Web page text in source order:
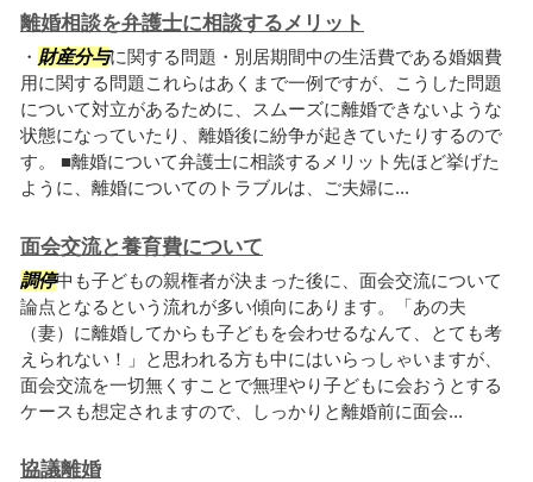
離婚相談を弁護士に相談するメリット
・ 財産分与に関する問題・別居期間中の生活費である婚姻費
用に関する問題これらはあくまで一例ですが、こうした問題
について対立があるために、スムーズに離婚できないような
状態になっていたり、離婚後に紛争が起きていたりするので
す。 ■離婚について弁護士に相談するメリット先ほど挙げた
ように、離婚についてのトラブルは、ご夫婦に...
面会交流と養育費について
調停中も子どもの親権者が決まった後に、面会交流について
論点となるという流れが多い傾向にあります。「あの夫
（妻）に離婚してからも子どもを会わせるなんて、とても考
えられない！」と思われる方も中にはいらっしゃいますが、
面会交流を一切無くすことで無理やり子どもに会おうとする
ケースも想定されますので、しっかりと離婚前に面会...
協議離婚